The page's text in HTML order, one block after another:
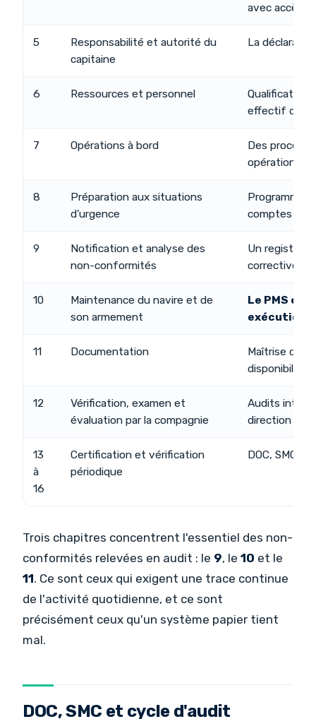
avec accès
5
Responsabilité et autorité du
capitaine
La
6 Ressources et personnel
effectif de
7 Opérations à bord
Des
opérations
8
Préparation aux situations
d'urgence
Programme
comptes
9
Notification et analyse des
non-conformités
Un registre
correctives
10
Maintenance du navire et de
son armement
Le PMS et
exécution
11 Documentation
Maîtrise des
disponibilité,
12
Vérification, examen et
évaluation par la compagnie
Audits
direction
13
à
16
Certification et vérification
périodique
DOC, SMC
Trois chapitres concentrent l'essentiel des non-
conformités relevées en audit : le 9, le 10 et le
11. Ce sont ceux qui exigent une trace continue
de l'activité quotidienne, et ce sont
précisément ceux qu'un système papier tient
mal.
DOC, SMC et cycle d'audit